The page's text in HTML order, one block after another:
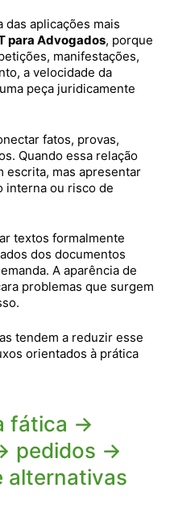
das aplicações mais
para Advogados, porque
manifestações,
a velocidade da
peça juridicamente
fatos, provas,
Quando essa relação
escrita, mas apresentar
interna ou risco de
textos formalmente
dos documentos
A aparência de
problemas que surgem
tendem a reduzir esse
orientados à prática
fática →
pedidos →
alternativas